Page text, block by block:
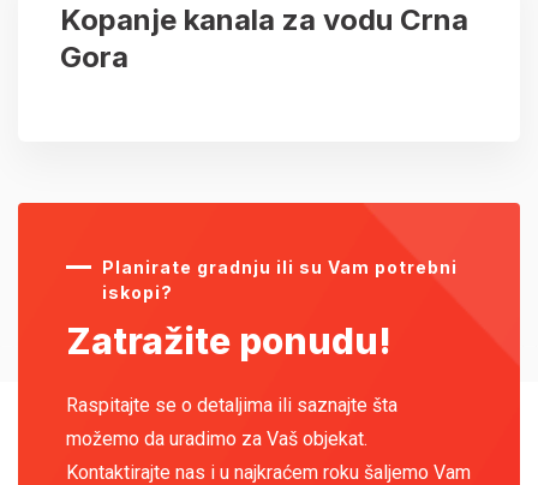
Kopanje kanala za vodu Crna
Gora
Planirate gradnju ili su Vam potrebni
iskopi?
Zatražite ponudu!
Raspitajte se o detaljima ili saznajte šta
možemo da uradimo za Vaš objekat.
Kontaktirajte nas i u najkraćem roku šaljemo Vam